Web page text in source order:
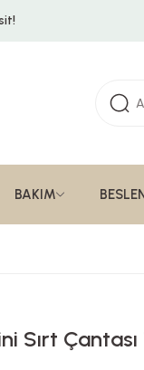
BAKIM
Sırt Çantası